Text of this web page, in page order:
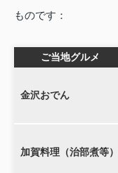
ものです：
ご当地グルメ
金沢おでん
加賀料理（治部煮等）